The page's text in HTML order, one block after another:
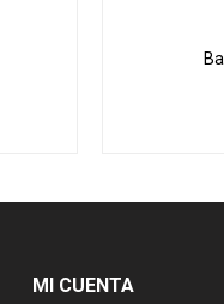
MI CUENTA